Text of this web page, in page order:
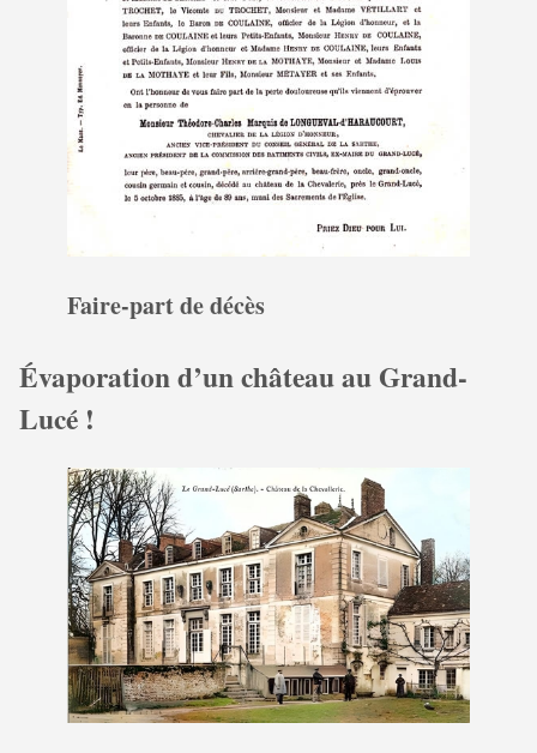
Faire-part de décès
Évaporation d’un château au Grand-
Lucé !